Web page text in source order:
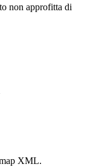
non approfitta di
XML.